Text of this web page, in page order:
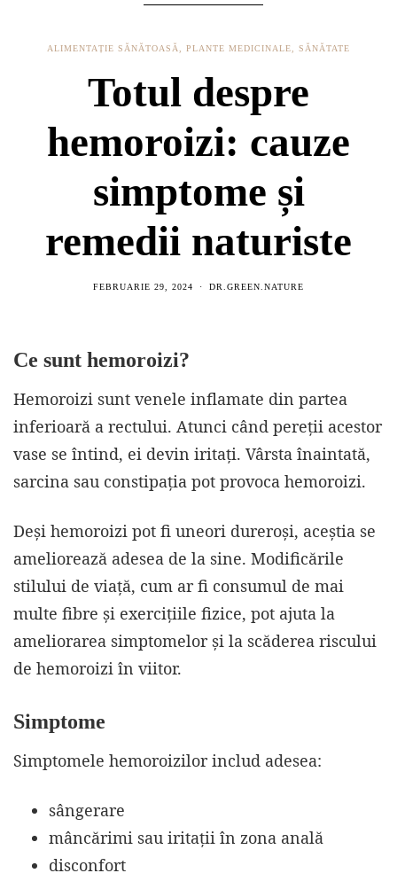
ALIMENTAȚIE SĂNĂTOASĂ PLANTE MEDICINALE SĂNĂTATE
Totul despre
hemoroizi: cauze
simptome și
remedii naturiste
FEBRUARIE 29, 2024 DR.GREEN.NATURE
Ce sunt hemoroizi?
Hemoroizi sunt venele inflamate din partea
inferioară a rectului. Atunci când pereții acestor
vase se întind, ei devin iritați. Vârsta înaintată,
sarcina sau constipația pot provoca hemoroizi.
Deși hemoroizi pot fi uneori dureroși, aceștia se
ameliorează adesea de la sine. Modificările
stilului de viață, cum ar fi consumul de mai
multe fibre și exercițiile fizice, pot ajuta la
ameliorarea simptomelor și la scăderea riscului
de hemoroizi în viitor.
Simptome
Simptomele hemoroizilor includ adesea:
sângerare
mâncărimi sau iritații în zona anală
disconfort